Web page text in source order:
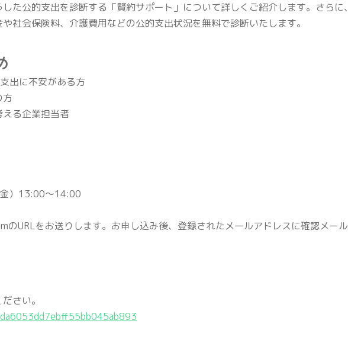
た公的支出を診断する「賢約サポート」について詳しくご紹介します。さらに
社会保険料、介護費用などの公的支出状況を無料で診断いたします。
出に不安がある方
方
える企業担当者
）13:00〜14:00
のURLをお送りします。お申し込み後、登録されたメールアドレスに確認メー
さい。